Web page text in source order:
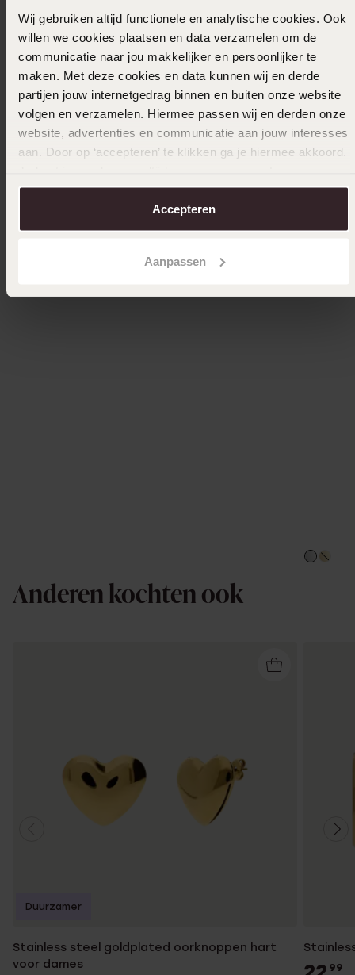
Wij gebruiken altijd functionele en analytische cookies. Ook
willen we cookies plaatsen en data verzamelen om de
communicatie naar jou makkelijker en persoonlijker te
maken. Met deze cookies en data kunnen wij en derde
partijen jouw internetgedrag binnen en buiten onze website
volgen en verzamelen. Hiermee passen wij en derden onze
website, advertenties en communicatie aan jouw interesses
aan. Door op ‘accepteren’ te klikken ga je hiermee akkoord.
over in onscookiebeleid.
Accepteren
Aanpassen
Zilveren kinderring dubbel met hart en zirkonia
2999
39.99
Anderen kochten ook
Stainless steel goldplated oorknoppen hart
voor dames
Duurzamer
99